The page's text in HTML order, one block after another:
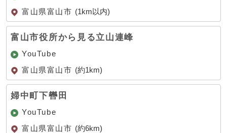
富山県富山市 (1km以内)
富山市役所から見る立山連峰
YouTube
富山県富山市 (約1km)
婦中町下轡田
YouTube
富山県富山市 (約6km)